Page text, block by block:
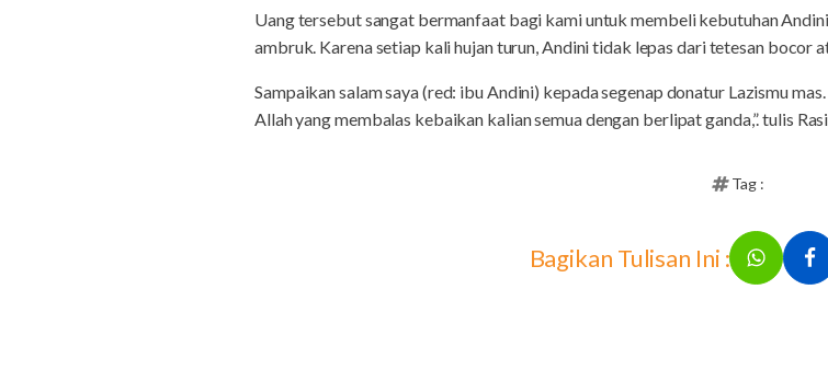
Uang tersebut sangat bermanfaat bagi kami untuk membeli kebutuhan
ambruk. Karena setiap kali hujan turun, Andini tidak lepas dari tetesan bocor
Sampaikan salam saya (red: ibu Andini) kepada segenap donatur Lazismu
Allah yang membalas kebaikan kalian semua dengan berlipat ganda,”. tulis
Tag :
Bagikan Tulisan Ini :